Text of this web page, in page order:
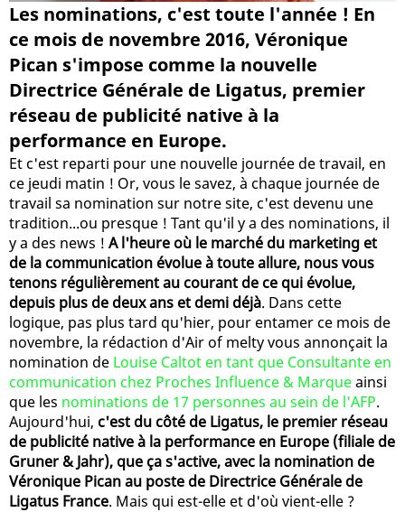
Les nominations, c'est toute l'année ! En
ce mois de novembre 2016, Véronique
Pican s'impose comme la nouvelle
Directrice Générale de Ligatus, premier
réseau de publicité native à la
performance en Europe.
Et c'est reparti pour une nouvelle journée de travail, en
ce jeudi matin ! Or, vous le savez, à chaque journée de
travail sa nomination sur notre site, c'est devenu une
tradition...ou presque ! Tant qu'il y a des nominations, il
y a des news ! A l'heure où le marché du marketing et
de la communication évolue à toute allure, nous vous
tenons régulièrement au courant de ce qui évolue,
depuis plus de deux ans et demi déjà. Dans cette
logique, pas plus tard qu'hier, pour entamer ce mois de
novembre, la rédaction d'Air of melty vous annonçait la
nomination de Louise Caltot en tant que Consultante en
communication chez Proches Influence & Marqueainsi
que les nominations de 17 personnes au sein de l'AFP.
Aujourd'hui, c'est du côté de Ligatus, le premier réseau
de publicité native à la performance en Europe (filiale de
Gruner & Jahr), que ça s'active, avec la nomination de
Véronique Pican au poste de Directrice Générale de
Ligatus France. Mais qui est-elle et d'où vient-elle ?